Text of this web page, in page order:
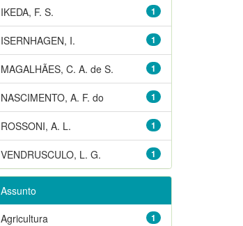
1
IKEDA, F. S.
1
ISERNHAGEN, I.
1
MAGALHÃES, C. A. de S.
1
NASCIMENTO, A. F. do
1
ROSSONI, A. L.
1
VENDRUSCULO, L. G.
Assunto
1
Agricultura